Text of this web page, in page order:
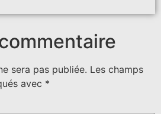
sera pas publiée. Les champs
avec *